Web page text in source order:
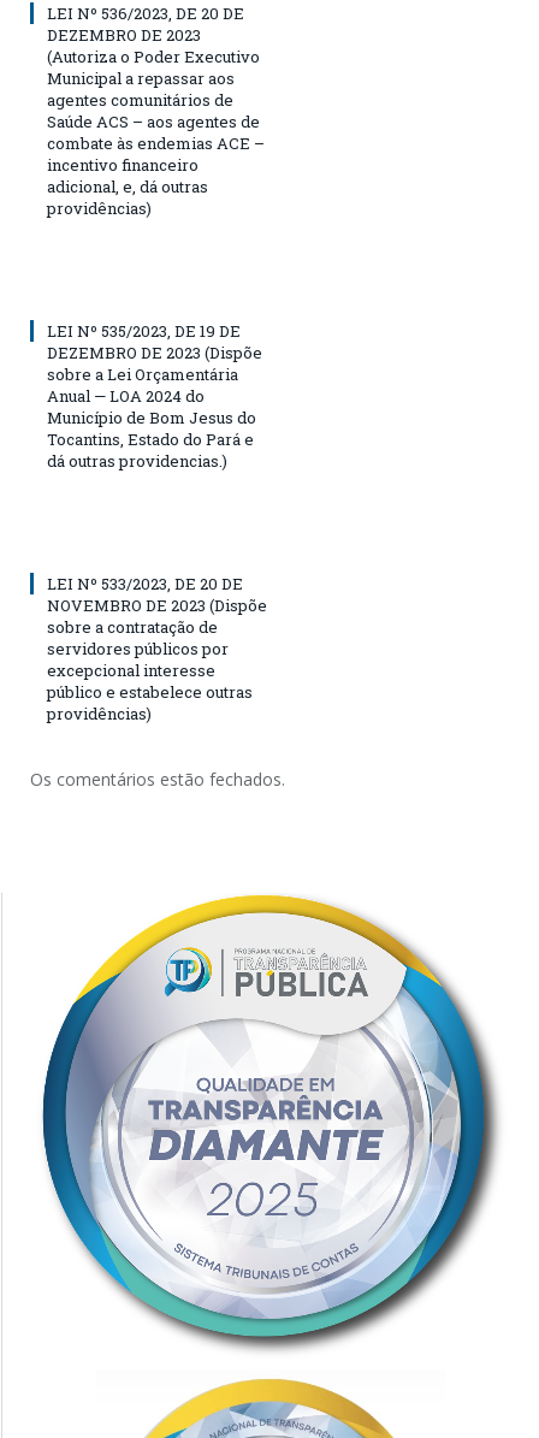
LEI Nº 536/2023, DE 20 DE
DEZEMBRO DE 2023
(Autoriza o Poder Executivo
Municipal a repassar aos
agentes comunitários de
Saúde ACS – aos agentes de
combate às endemias ACE –
incentivo financeiro
adicional, e, dá outras
providências)
LEI Nº 535/2023, DE 19 DE
DEZEMBRO DE 2023 (Dispõe
sobre a Lei Orçamentária
Anual — LOA 2024 do
Município de Bom Jesus do
Tocantins, Estado do Pará e
dá outras providencias.)
LEI Nº 533/2023, DE 20 DE
NOVEMBRO DE 2023 (Dispõe
sobre a contratação de
servidores públicos por
excepcional interesse
público e estabelece outras
providências)
Os comentários estão fechados.